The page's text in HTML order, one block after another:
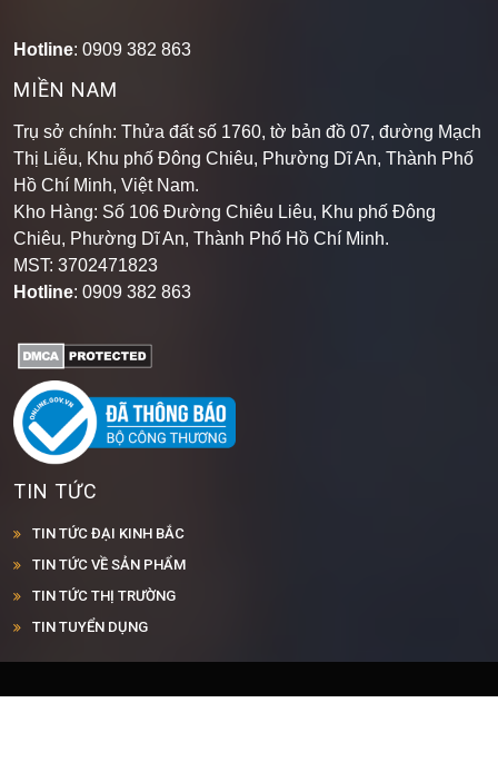
Hotline: 0909 382 863
MIỀN NAM
Trụ sở chính: Thửa đất số 1760, tờ bản đồ 07, đường Mạch
Thị Liễu, Khu phố Đông Chiêu, Phường Dĩ An, Thành Phố
Hồ Chí Minh, Việt Nam.
Kho Hàng: Số 106 Đường Chiêu Liêu, Khu phố Đông
Chiêu, Phường Dĩ An, Thành Phố Hồ Chí Minh.
MST: 3702471823
Hotline: 0909 382 863
TIN TỨC
TIN TỨC ĐẠI KINH BẮC
TIN TỨC VỀ SẢN PHẨM
TIN TỨC THỊ TRƯỜNG
TIN TUYỂN DỤNG